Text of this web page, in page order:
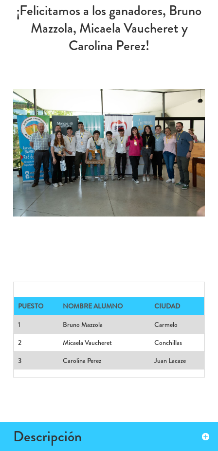
¡Felicitamos a los ganadores, Bruno
Mazzola, Micaela Vaucheret y
Carolina Perez!
PUESTO NOMBRE ALUMNO
CIUDAD
1
Bruno Mazzola
Carmelo
2
Micaela Vaucheret
Conchillas
3
Carolina Perez Juan Lacaze
Descripción